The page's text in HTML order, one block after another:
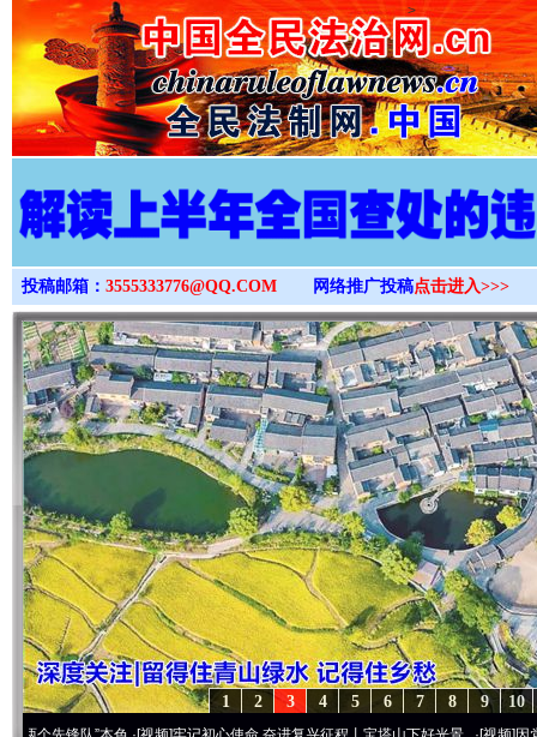
>
投稿邮箱： 3555333776@QQ.COM 网络推广投稿点击进入>>>
10
9
8
7
6
5
4
3
2
1